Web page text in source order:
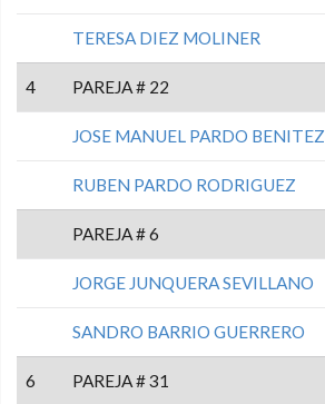
TERESA DIEZ MOLINER
4 PAREJA # 22
JOSE MANUEL PARDO BENITEZ
RUBEN PARDO RODRIGUEZ
PAREJA # 6
JORGE JUNQUERA SEVILLANO
SANDRO BARRIO GUERRERO
6 PAREJA # 31